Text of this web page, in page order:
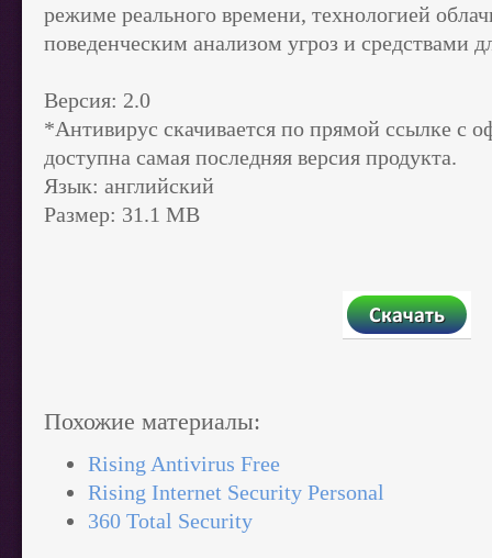
режиме реального времени, технологией
поведенческим анализом угроз и средствами
Версия: 2.0
*Антивирус скачивается по прямой ссылке с
доступна самая последняя версия продукта.
Язык: английский
Размер: 31.1 MB
Похожие материалы:
Rising Antivirus Free
Rising Internet Security Personal
360 Total Security